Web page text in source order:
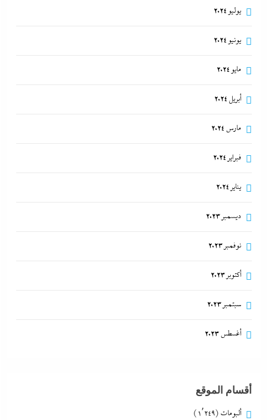
يوليو 2024
يونيو 2024
مايو 2024
أبريل 2024
مارس 2024
فبراير 2024
يناير 2024
ديسمبر 2023
نوفمبر 2023
أكتوبر 2023
سبتمبر 2023
أغسطس 2023
أقسام الموقع
ألبومات (1٬249)